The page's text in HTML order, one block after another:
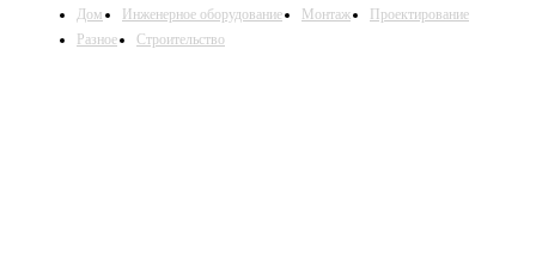
Дом Инженерное оборудование Монтаж
Проектирование
Разное
Строительство